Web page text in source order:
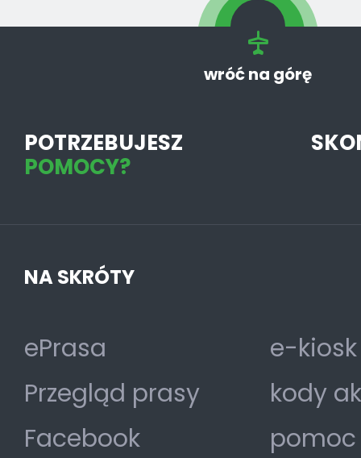
wróć na górę
POTRZEBUJESZ
POMOCY?
NA SKRÓTY
ePrasa
Przegląd prasy
Facebook
e-
kody
pomoc